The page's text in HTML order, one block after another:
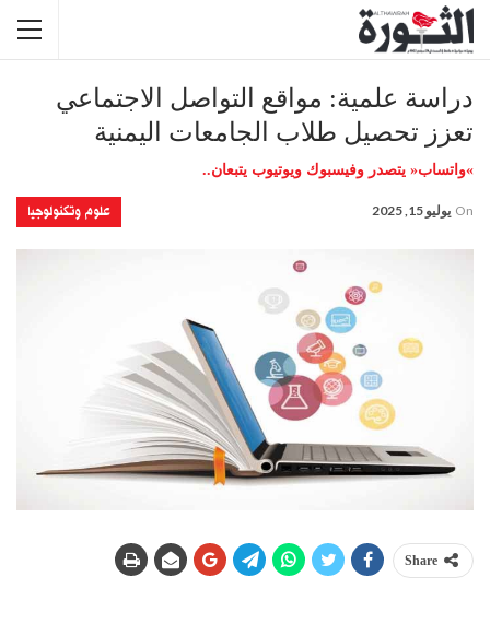
دراسة علمية: مواقع التواصل الاجتماعي
تعزز تحصيل طلاب الجامعات اليمنية
»واتساب« يتصدر وفيسبوك ويوتيوب يتبعان..
علوم وتكنولوجيا On يوليو 15, 2025
Share